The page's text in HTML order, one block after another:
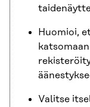
Huomioi,
Valitse